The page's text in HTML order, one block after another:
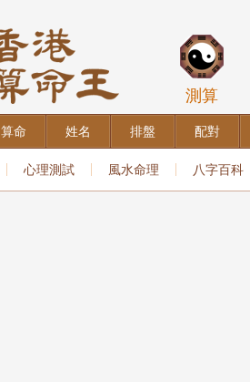
測算
算命 姓名 排盤 配對
心理測試 風水命理 八字百科